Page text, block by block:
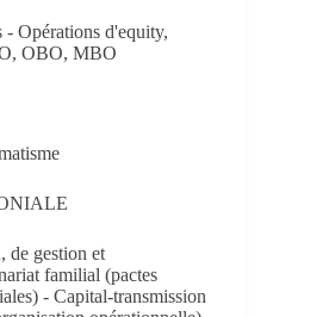
- Opérations d'equity,
OBO, MBO
de gestion et
familial (pactes
- Capital-transmission